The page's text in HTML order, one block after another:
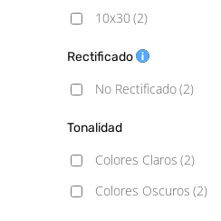
10x30 (2)
Rectificado
No Rectificado(2)
Tonalidad
Colores Claros (2)
Colores Oscuros (2)